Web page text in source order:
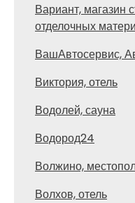
Вариант, магазин
отделочных
ВашАвтосервис,
Виктория, отель
Водолей, сауна
Водород24
Волжино,
Волхов, отель